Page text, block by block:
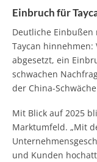
Einbruch für
Deutliche
Taycan hinnehmen:
abgesetzt, ein
schwachen
der China-
Mit Blick auf 2025
Marktumfeld. „Mit
und Kunden